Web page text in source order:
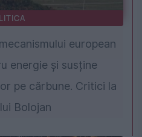
european
energie și susține
pe cărbune. Critici la
Bolojan